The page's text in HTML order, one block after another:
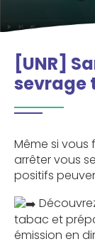
[UNR]
sevrage
Même si vous
arrêter vous
positifs
tabac et
émission en